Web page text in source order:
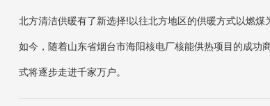
北方清洁供暖有了新选择!以往北方地区的供暖方式以燃煤
如今，随着山东省烟台市海阳核电厂核能供热项目的成功
式将逐步走进千家万户。